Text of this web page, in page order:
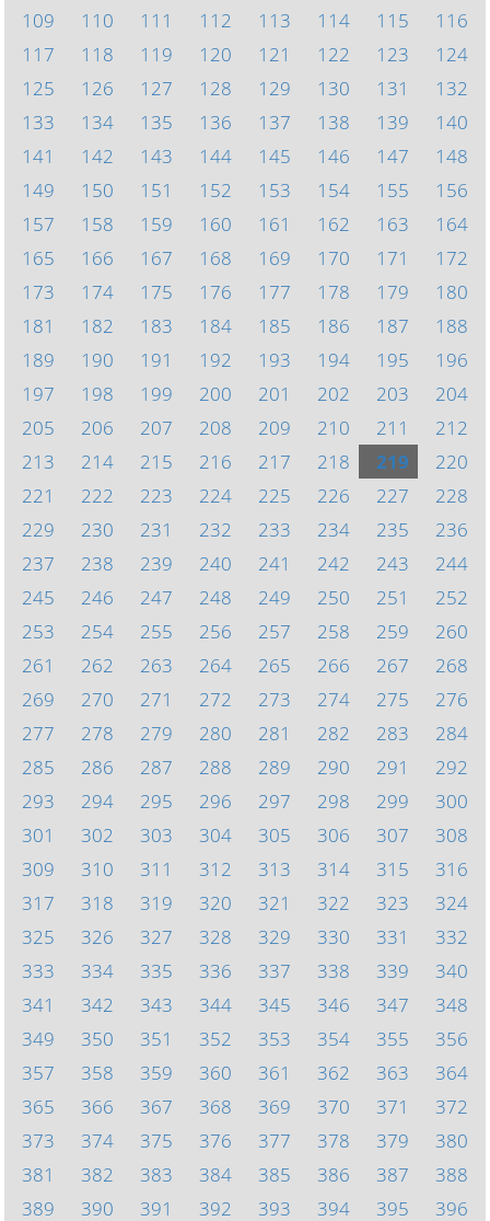
109
110 111 112 113 114 115
116
117
118 119 120 121 122 123
124
125
126 127 128 129 130 131
132
133
134 135 136 137 138 139
140
141
142 143 144 145 146 147
148
149
150 151 152 153 154 155
156
157
158 159 160 161 162 163
164
165
166 167 168 169 170 171
172
173
174 175 176 177 178 179
180
181
182 183 184 185 186 187
188
189
190 191 192 193 194 195
196
197
198 199 200 201 202 203
204
205
206 207 208 209 210 211
212
213
214 215 216 217 218 219
220
221
222 223 224 225 226 227
228
229
230 231 232 233 234 235
236
237
238 239 240 241 242 243
244
245
246 247 248 249 250 251
252
253
254 255 256 257 258 259
260
261
262 263 264 265 266 267
268
269
270 271 272 273 274 275
276
277
278 279 280 281 282 283
284
285
286 287 288 289 290 291
292
293
294 295 296 297 298 299
300
301
302 303 304 305 306 307
308
309
310 311 312 313 314 315
316
317
318 319 320 321 322 323
324
325
326 327 328 329 330 331
332
333
334 335 336 337 338 339
340
341
342 343 344 345 346 347
348
349
350 351 352 353 354 355
356
357
358 359 360 361 362 363
364
365
366 367 368 369 370 371
372
373
374 375 376 377 378 379
380
381
382 383 384 385 386 387
388
389
390 391 392 393 394 395 396